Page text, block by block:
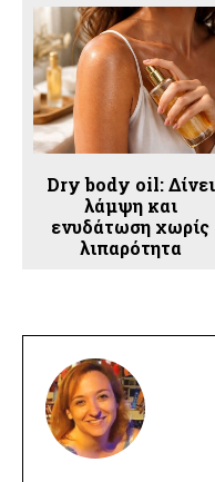
Dry body oil: Δίνει
λάμψη και
ενυδάτωση χωρίς
λιπαρότητα